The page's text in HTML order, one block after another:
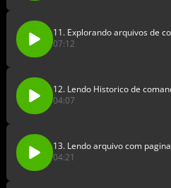
11. Explorando arquivos de
07:12
12. Lendo Historico de
04:07
13. Lendo arquivo com
04:21